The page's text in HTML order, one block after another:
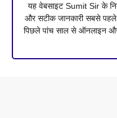
यह वेबसाइट Sumit Sir के
और सटीक जानकारी सबसे पहले
पिछले पांच साल से ऑनलाइन